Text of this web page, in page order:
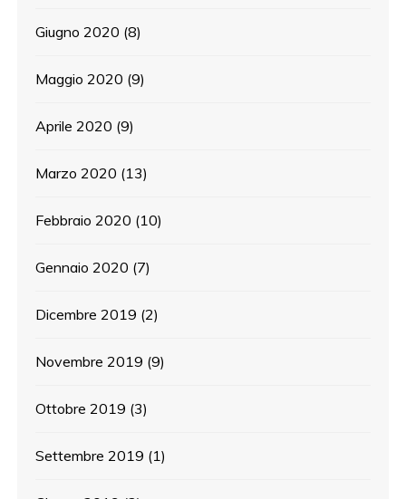
Giugno 2020 (8)
Maggio 2020 (9)
Aprile 2020 (9)
Marzo 2020 (13)
Febbraio 2020 (10)
Gennaio 2020 (7)
Dicembre 2019 (2)
Novembre 2019 (9)
Ottobre 2019 (3)
Settembre 2019 (1)